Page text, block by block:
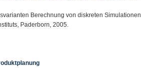
Berechnung von diskreten Simulationen
Paderborn, 2005.